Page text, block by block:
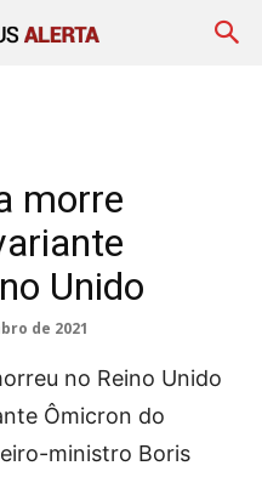
morre
Unido
de 2021
no Reino Unido
Ômicron do
ministro Boris